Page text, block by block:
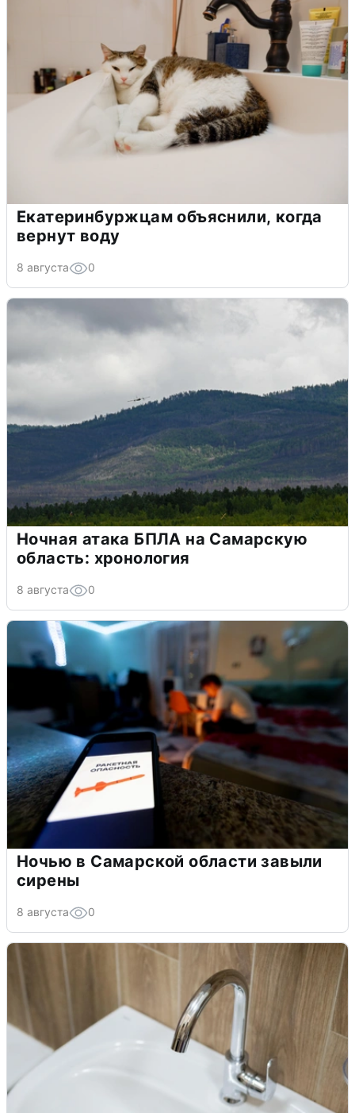
Екатеринбуржцам объяснили, когда
вернут воду
8 августа 0
Ночная атака БПЛА на Самарскую
область: хронология
8 августа 0
Ночью в Самарской области завыли
сирены
8 августа 0